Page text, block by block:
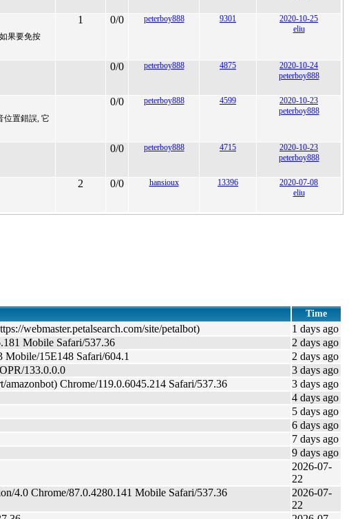
果要免按
1 0/0 peterboy888 9301
2020-10-25
eliu
0/0 peterboy888 4875
2020-10-24
peterboy888
位置錯誤, 它
0/0 peterboy888 4599
2020-10-23
peterboy888
0/0 peterboy888 4715
2020-10-23
peterboy888
2 0/0 hansioux 13396
2020-07-08
eliu
Time
webmaster.petalsearch.com/site/petalbot)
1 days ago
Mobile Safari/537.36
2 days ago
15E148 Safari/604.1
2 days ago
133.0.0.0
3 days ago
Chrome/119.0.6045.214 Safari/537.36
3 days ago
4 days ago
5 days ago
6 days ago
7 days ago
9 days ago
2026-07-
22
4.0 Chrome/87.0.4280.141 Mobile Safari/537.36
2026-07-
22